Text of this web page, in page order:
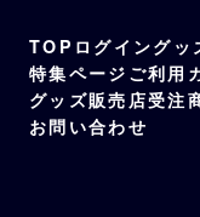
TOP ログイングッ
特集ページ ご利用
グッズ販売店受注
お問い合わせ